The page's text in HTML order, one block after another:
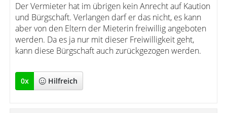
Der Vermieter hat im übrigen kein Anrecht auf Kaution
und Bürgschaft. Verlangen darf er das nicht, es kann
aber von den Eltern der Mieterin freiwillig angeboten
werden. Da es ja nur mit dieser Freiwilligkeit geht,
kann diese Bürgschaft auch zurückgezogen werden.
0x Hilfreich